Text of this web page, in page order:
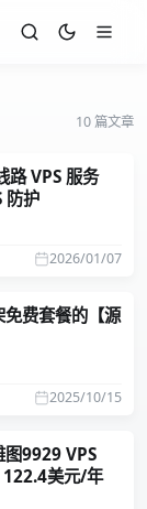
10 篇文章
VPS 服务
防护
2026/01/07
费套餐的【源
2025/10/15
图9929 VPS
美元/年